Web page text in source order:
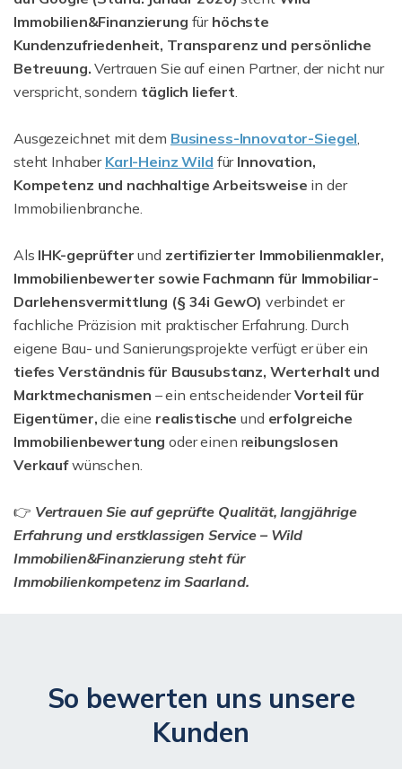
Immobilien&Finanzierung für höchste
Kundenzufriedenheit, Transparenz und persönliche
Betreuung.Vertrauen Sie auf einen Partner, der nicht nur
verspricht, sondern täglich liefert.
Ausgezeichnet mit dem Business-Innovator-Siegel,
steht Inhaber Karl-Heinz Wild für Innovation,
Kompetenz und nachhaltige Arbeitsweise in der
Immobilienbranche.
Als IHK-geprüfterund zertifizierter Immobilienmakler,
Immobilienbewerter sowie Fachmann für Immobiliar-
Darlehensvermittlung (§ 34i GewO) verbindet er
fachliche Präzision mit praktischer Erfahrung. Durch
eigene Bau- und Sanierungsprojekte verfügt er über ein
tiefes Verständnis für Bausubstanz, Werterhalt und
Marktmechanismen – ein entscheidenderVorteil für
Eigentümer, die eine realistische und erfolgreiche
Immobilienbewertung oder einen reibungslosen
Verkaufwünschen.
👉 Vertrauen Sie auf geprüfte Qualität, langjährige
Erfahrung und erstklassigen Service – Wild
Immobilien&Finanzierung steht für
Immobilienkompetenz im Saarland.
So bewerten uns unsere
Kunden